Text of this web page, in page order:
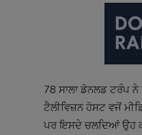
78 ਸਾਲਾ ਡੋਨਲਡ ਟਰੰਪ
ਟੈਲੀਵਿਜ਼ਨ ਹੋਸਟ ਵਜੋਂ
ਪਰ ਇਸਦੇ ਚਲਦਿਆਂ ਉਹ